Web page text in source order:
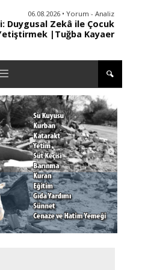
06.08.2026 • Yorum - Analiz
Duygusal Zekâ ile Çocuk
|Tuğba Kayaer